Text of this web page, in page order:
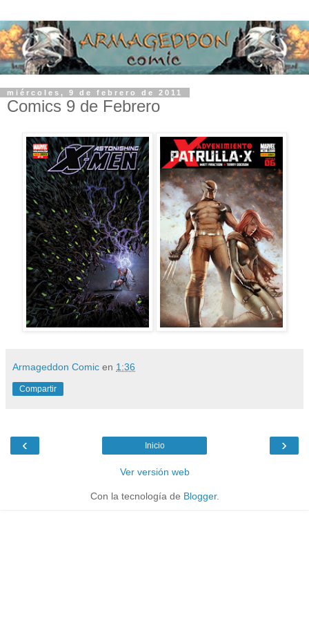
miércoles, 9 de febrero de 2011
Comics 9 de Febrero
Armageddon Comic en 1:36
Compartir
‹ ›
Inicio
Ver versión web
Con la tecnología de Blogger.